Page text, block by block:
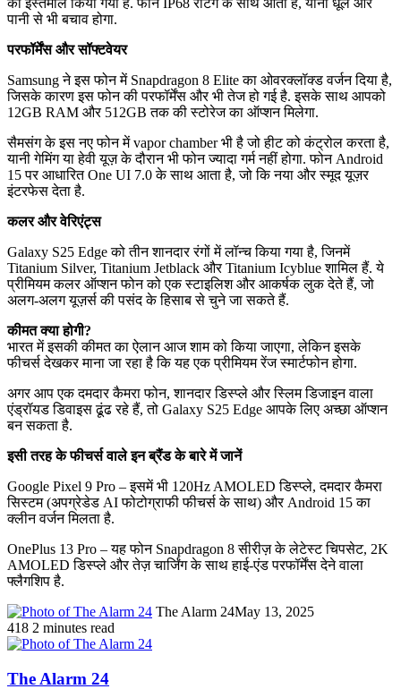
का इस्तेमाल किया गया है. फोन IP68 रेटिंग के साथ आता है, यानी धूल और
पानी से भी बचाव होगा.
परफॉर्मेंस और सॉफ्टवेयर
Samsung ने इस फोन में Snapdragon 8 Elite का ओवरक्लॉक्ड वर्जन दिया है,
जिसके कारण इस फोन की परफॉर्मेंस और भी तेज हो गई है. इसके साथ आपको
12GB RAM और 512GB तक की स्टोरेज का ऑप्शन मिलेगा.
सैमसंग के इस नए फोन में vapor chamber भी है जो हीट को कंट्रोल करता है,
यानी गेमिंग या हेवी यूज़ के दौरान भी फोन ज्यादा गर्म नहीं होगा. फोन Android
15 पर आधारित One UI 7.0 के साथ आता है, जो कि नया और स्मूद यूज़र
इंटरफेस देता है.
कलर और वेरिएंट्स
Galaxy S25 Edge को तीन शानदार रंगों में लॉन्च किया गया है, जिनमें
Titanium Silver, Titanium Jetblack और Titanium Icyblue शामिल हैं. ये
प्रीमियम कलर ऑप्शन फोन को एक स्टाइलिश और आकर्षक लुक देते हैं, जो
अलग-अलग यूज़र्स की पसंद के हिसाब से चुने जा सकते हैं.
कीमत क्या होगी?
भारत में इसकी कीमत का ऐलान आज शाम को किया जाएगा, लेकिन इसके
फीचर्स देखकर माना जा रहा है कि यह एक प्रीमियम रेंज स्मार्टफोन होगा.
अगर आप एक दमदार कैमरा फोन, शानदार डिस्प्ले और स्लिम डिजाइन वाला
एंड्रॉयड डिवाइस ढूंढ रहे हैं, तो Galaxy S25 Edge आपके लिए अच्छा ऑप्शन
बन सकता है.
इसी तरह के फीचर्स वाले इन ब्रैंड के बारे में जानें
Google Pixel 9 Pro – इसमें भी 120Hz AMOLED डिस्प्ले, दमदार कैमरा
सिस्टम (अपग्रेडेड AI फोटोग्राफी फीचर्स के साथ) और Android 15 का
क्लीन वर्जन मिलता है.
OnePlus 13 Pro – यह फोन Snapdragon 8 सीरीज़ के लेटेस्ट चिपसेट, 2K
AMOLED डिस्प्ले और तेज़ चार्जिंग के साथ हाई-एंड परफॉर्मेंस देने वाला
फ्लैगशिप है.
The Alarm 24May 13, 2025
418 2 minutes read
The Alarm 24